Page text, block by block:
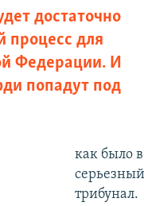
достаточно
процесс для
Федерации. И
попадут под
как было в
трибунал.